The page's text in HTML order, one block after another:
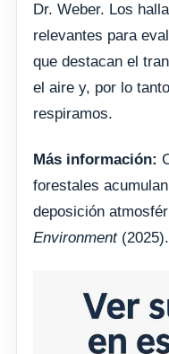
Dr. Weber. Los
relevantes para
que destacan el
el aire y, por lo
respiramos.
Más información:
forestales
deposición
Environment(2025).